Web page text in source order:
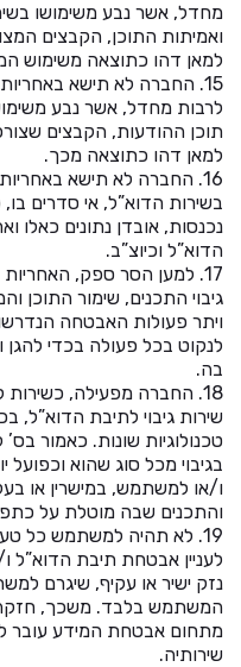
מחדל, אשר נבע משימושו
ואמיתות התוכן, הקבצים
למאן דהו כתוצאה משימוש
15. החברה לא תישא
לרבות מחדל, אשר נבע
תוכן ההודעות, הקבצים
למאן דהו כתוצאה מכך.
16. החברה לא תישא
בשירות הדוא”ל, אי סדרים
נכנסות, אובדן נתונים כאלו
הדוא”ל וכיוצ”ב.
17. למען הסר ספק,
גיבוי התכנים, שימור התוכן
ויתר פעולות האבטחה
לנקוט בכל פעולה בכדי
בה.
18. החברה מפעילה,
שירות גיבוי לתיבת הדוא”ל,
טכנולוגיות שונות. כאמור
בגיבוי מכל סוג שהוא וכפועל
ו/או למשתמש, במישרין או
והתכנים שבה מוטלת על
19. לא תהיה למשתמש כל
לעניין אבטחת תיבת הדוא”ל
נזק ישיר או עקיף, שיגרם
המשתמש בלבד. משכך,
מתחום אבטחת המידע עובר
שירותיה.